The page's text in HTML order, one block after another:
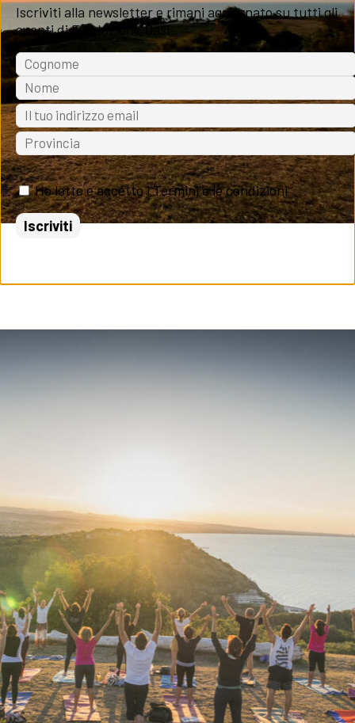
Iscriviti alla newsletter e rimani aggiornato su tutti gli
eventi di Fondazione Oasi
Ho letto e accetto i Termini e le condizioni